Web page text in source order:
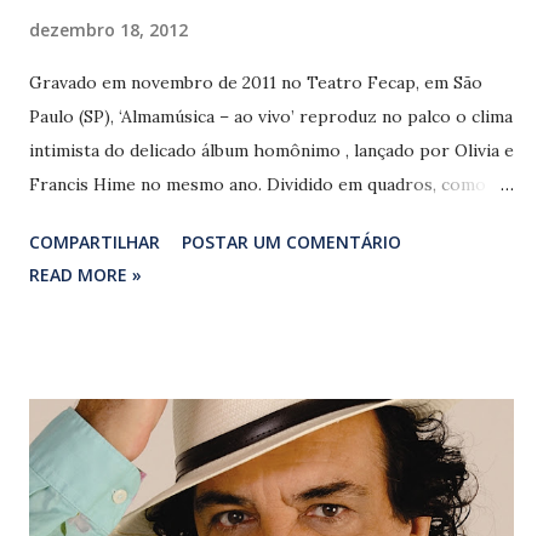
dezembro 18, 2012
Gravado em novembro de 2011 no Teatro Fecap, em São
Paulo (SP), ‘Almamúsica – ao vivo’ reproduz no palco o clima
intimista do delicado álbum homônimo , lançado por Olivia e
Francis Hime no mesmo ano. Dividido em quadros, como
o show mantém o formado piano e voz(es). O roteiro visita
a obra de Ary Barroso (1903 – 1962), Dorival Caymmi (1914 –
(‘Desde que o samba é samba’) e Chico Buarque (‘O que será
– À flor da pele’). Da lavra de Francis Hime destaca-se
‘Existe um céu’, belíssima parceria com Geraldo Carneiro, já
gravada por Simone. Conservando no espetáculo a
COMPARTILHAR
POSTAR UM COMENTÁRIO
READ MORE »